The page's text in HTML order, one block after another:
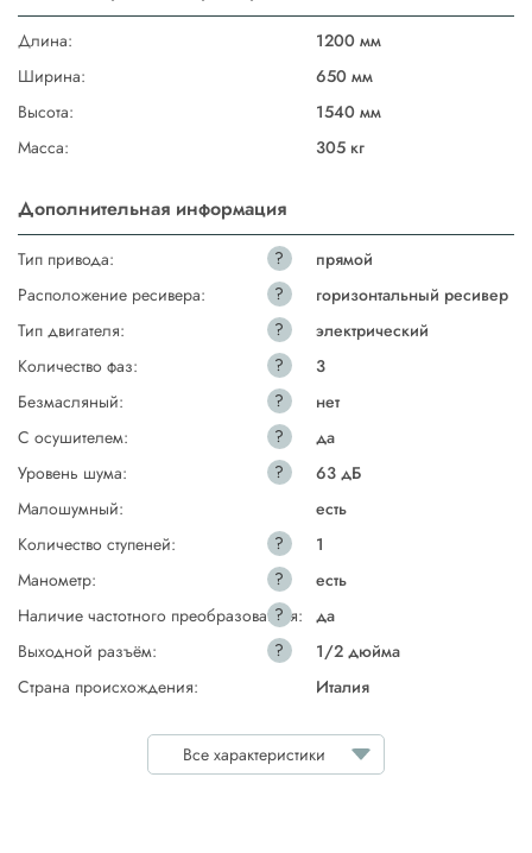
Длина:
1200 мм
Ширина:
650 мм
Высота:
1540 мм
Масса:
305 кг
Дополнительная информация
Тип привода: ?
прямой
Расположение ресивера:
?
горизонтальный ресивер
Тип двигателя:
?
электрический
Количество фаз:
?
3
Безмасляный:
?
нет
С осушителем:
?
да
Уровень шума:
?
63 дБ
Малошумный:
есть
Количество ступеней:
?
1
Манометр:
?
есть
Наличие частотного преобразователя:
?
да
Выходной разъём:
?
1/2 дюйма
Страна происхождения:
Италия
Все характеристики